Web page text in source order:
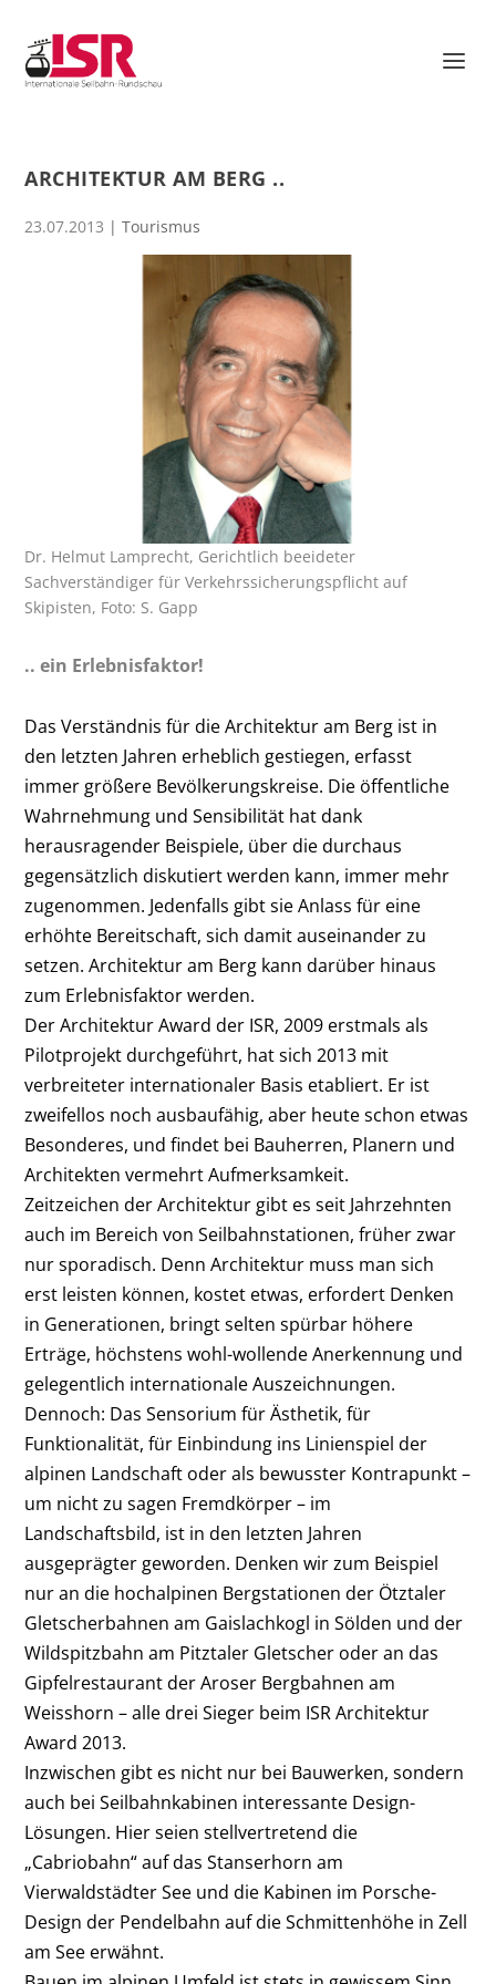
ARCHITEKTUR AM BERG ..
23.07.2013 |Tourismus
Dr. Helmut Lamprecht, Gerichtlich beeideter
Sachverständiger für Verkehrssicherungspflicht auf
Skipisten, Foto: S. Gapp
.. ein Erlebnisfaktor!
Das Verständnis für die Architektur am Berg ist in
den letzten Jahren erheblich gestiegen, erfasst
immer größere Bevölkerungskreise. Die öffentliche
Wahrnehmung und Sensibilität hat dank
herausragender Beispiele, über die durchaus
gegensätzlich diskutiert werden kann, immer mehr
zugenommen. Jedenfalls gibt sie Anlass für eine
erhöhte Bereitschaft, sich damit auseinander zu
setzen. Architektur am Berg kann darüber hinaus
zum Erlebnisfaktor werden.
Der Architektur Award der ISR, 2009 erstmals als
Pilotprojekt durchgeführt, hat sich 2013 mit
verbreiteter internationaler Basis etabliert. Er ist
zweifellos noch ausbaufähig, aber heute schon etwas
Besonderes, und findet bei Bauherren, Planern und
Architekten vermehrt Aufmerksamkeit.
Zeitzeichen der Architektur gibt es seit Jahrzehnten
auch im Bereich von Seilbahnstationen, früher zwar
nur sporadisch. Denn Architektur muss man sich
erst leisten können, kostet etwas, erfordert Denken
in Generationen, bringt selten spürbar höhere
Erträge, höchstens wohl-wollende Anerkennung und
gelegentlich internationale Auszeichnungen.
Dennoch: Das Sensorium für Ästhetik, für
Funktionalität, für Einbindung ins Linienspiel der
alpinen Landschaft oder als bewusster Kontrapunkt –
um nicht zu sagen Fremdkörper – im
Landschaftsbild, ist in den letzten Jahren
ausgeprägter geworden. Denken wir zum Beispiel
nur an die hochalpinen Bergstationen der Ötztaler
Gletscherbahnen am Gaislachkogl in Sölden und der
Wildspitzbahn am Pitztaler Gletscher oder an das
Gipfelrestaurant der Aroser Bergbahnen am
Weisshorn – alle drei Sieger beim ISR Architektur
Award 2013.
Inzwischen gibt es nicht nur bei Bauwerken, sondern
auch bei Seilbahnkabinen interessante Design-
Lösungen. Hier seien stellvertretend die
„Cabriobahn“ auf das Stanserhorn am
Vierwaldstädter See und die Kabinen im Porsche-
Design der Pendelbahn auf die Schmittenhöhe in Zell
am See erwähnt.